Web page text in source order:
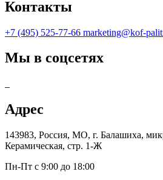
Контакты
+7 (495) 525-77-66 marketing@kof-
Мы в соцсетях
Адрес
143983, Россия, МО, г. Балашиха,
Керамическая, стр. 1-Ж
Пн-Пт с 9:00 до 18:00